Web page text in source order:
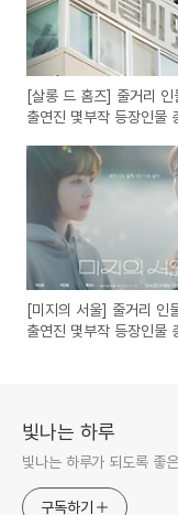
[살롱 드 홈즈] 줄거리 인
출연진 몇부작 등장인물
[미지의 서울] 줄거리 인
출연진 몇부작 등장인물
빛나는 하루
빛나는 하루가 되도록 좋
구독하기